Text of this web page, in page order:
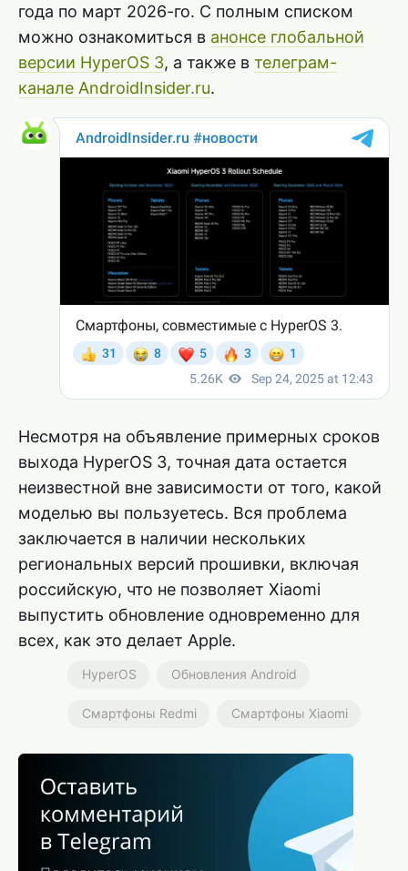
года по март 2026-го. С полным списком
можно ознакомиться в анонсе глобальной
версии HyperOS 3, а также в телеграм-
канале AndroidInsider.ru.
Несмотря на объявление примерных сроков
выхода HyperOS 3, точная дата остается
неизвестной вне зависимости от того, какой
моделью вы пользуетесь. Вся проблема
заключается в наличии нескольких
региональных версий прошивки, включая
российскую, что не позволяет Xiaomi
выпустить обновление одновременно для
всех, как это делает Apple.
HyperOS Обновления Android
Смартфоны Redmi Смартфоны Xiaomi